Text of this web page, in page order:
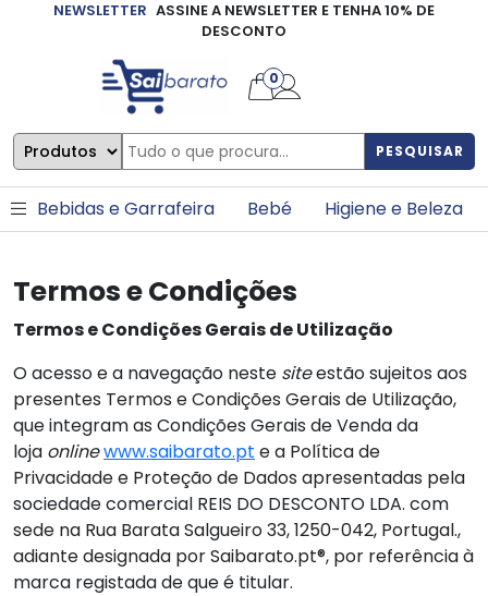
NEWSLETTER ASSINE A NEWSLETTER E TENHA 10% DE
DESCONTO
PESQUISAR
0
Bebidas e Garrafeira Bebé Higiene e Beleza
Termos e Condições
Termos e Condições Gerais de Utilização
O acesso e a navegação neste siteestão sujeitos aos
presentes Termos e Condições Gerais de Utilização,
que integram as Condições Gerais de Venda da
loja onlinewww.saibarato.pt e a Política de
Privacidade e Proteção de Dados apresentadas pela
sociedade comercial REIS DO DESCONTO LDA. com
sede na Rua Barata Salgueiro 33, 1250-042, Portugal.,
adiante designada por Saibarato.pt®, por referência à
marca registada de que é titular.